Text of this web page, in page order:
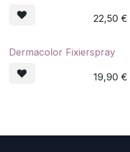
22,50 €
Dermacolor Fixierspray
19,90 €